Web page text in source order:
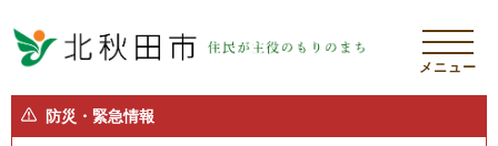
メニュー
防災・緊急情報